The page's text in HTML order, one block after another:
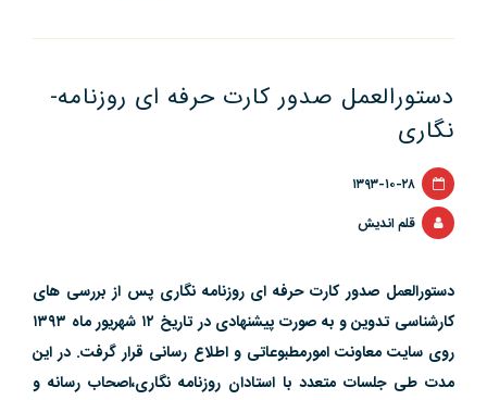
خبری
دستورالعمل صدور کارت حرفه­ ای روزنامه­
نگاری
۱۳۹۳-۱۰-۲۸
قلم اندیش
دستورالعمل صدور کارت حرفه ای روزنامه نگاری پس از بررسی های
کارشناسی تدوین و به صورت پیشنهادی در تاریخ ۱۲ شهریور ماه ۱۳۹۳
روی سایت معاونت امورمطبوعاتی و اطلاع رسانی قرار گرفت. در این
مدت طی جلسات متعدد با استادان روزنامه نگاری،اصحاب رسانه و